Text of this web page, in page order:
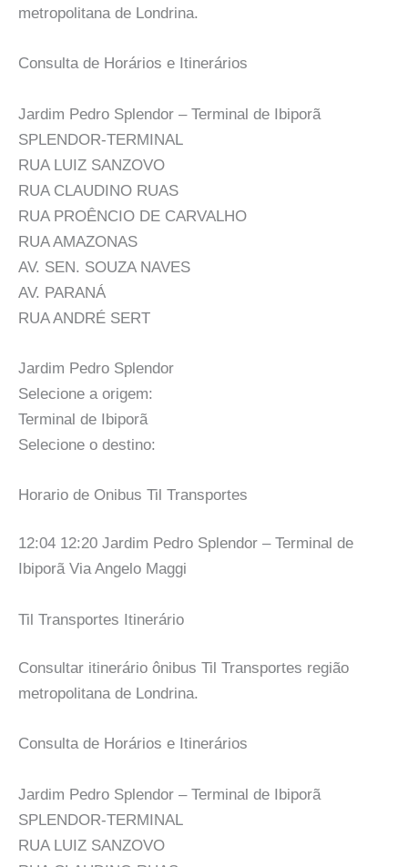
metropolitana de Londrina.
Consulta de Horários e Itinerários
Jardim Pedro Splendor – Terminal de Ibiporã
SPLENDOR-TERMINAL
RUA LUIZ SANZOVO
RUA CLAUDINO RUAS
RUA PROÊNCIO DE CARVALHO
RUA AMAZONAS
AV. SEN. SOUZA NAVES
AV. PARANÁ
RUA ANDRÉ SERT
Jardim Pedro Splendor
Selecione a origem:
Terminal de Ibiporã
Selecione o destino:
Horario de Onibus Til Transportes
12:04 12:20 Jardim Pedro Splendor – Terminal de
Ibiporã Via Angelo Maggi
Til Transportes Itinerário
Consultar itinerário ônibus Til Transportes região
metropolitana de Londrina.
Consulta de Horários e Itinerários
Jardim Pedro Splendor – Terminal de Ibiporã
SPLENDOR-TERMINAL
RUA LUIZ SANZOVO